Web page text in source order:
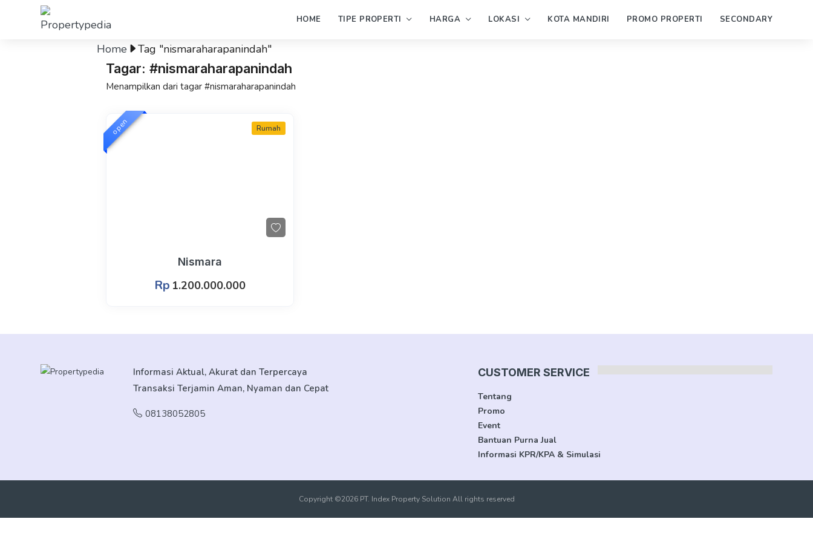
HOME TIPE PROPERTI HARGA LOKASI KOTA MANDIRI PROMO PROPERTI SECONDARY
Home Tag "nismaraharapanindah"
Tagar: #nismaraharapanindah
Menampilkan dari tagar #nismaraharapanindah
open Rumah
Nismara
Rp 1.200.000.000
Informasi Aktual, Akurat dan Terpercaya
Transaksi Terjamin Aman, Nyaman dan Cepat
08138052805
CUSTOMER SERVICE
Tentang
Promo
Event
Bantuan Purna Jual
Informasi KPR/KPA & Simulasi
Copyright ©2026 PT. Index Property Solution All rights reserved